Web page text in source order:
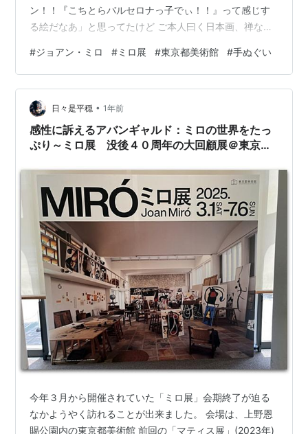
ン！！『こちとらバルセロナっ子でぃ！！』って感じす
る絵だなあ」と思ってたけど ご本人曰く日本画、禅など
かと目にする機会も多くて現代絵画の中ではとっつきや
すい作家さんなのかなと。ミロと日本人、お互いに好き
なんだなーと思う。 長谷川等伯のようで 〈星座シリー
ズ〉だけ、最後に見直しに戻った。暗い部屋で作品にピ
ッタリ合わせるライティングが、作品が内から光を放つ
ような効果になっていて、魔法みたい。初期の…
#ジョアン・ミロ #ミロ展 #東京都美術館 #手ぬぐい
日々是平穏 • 1年前
感性に訴えるアバンギャルド：ミロの世界をたっ
ぷり～ミロ展 没後４０周年の大回顧展＠東京都
今年３月から開催されていた「ミロ展」会期終了が迫る
なかようやく訪れることが出来ました。 会場は、上野恩
賜公園内の東京都美術館 前回の「マティス展」(2023年)